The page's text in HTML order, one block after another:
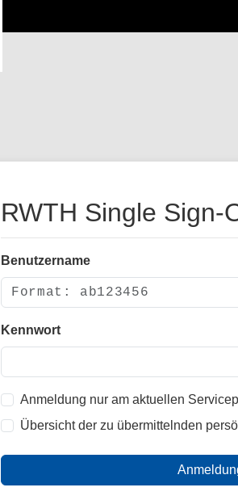
RWTH Single Sign-
Benutzername
Kennwort
Anmeldung nur am aktuellen
Übersicht der zu übermittelnden